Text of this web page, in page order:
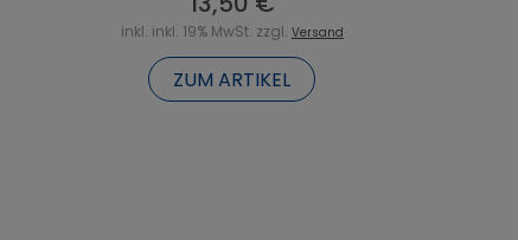
inkl. inkl. 19% MwSt. zzgl. Versand
ZUM ARTIKEL